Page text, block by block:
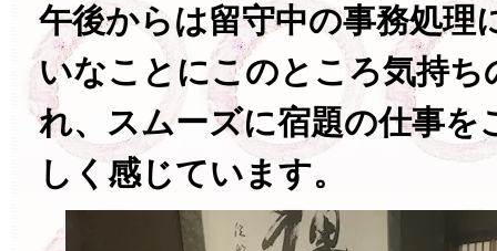
午後からは留守中の事務処理
いなことにこのところ気持ち
れ、スムーズに宿題の仕事を
しく感じています。